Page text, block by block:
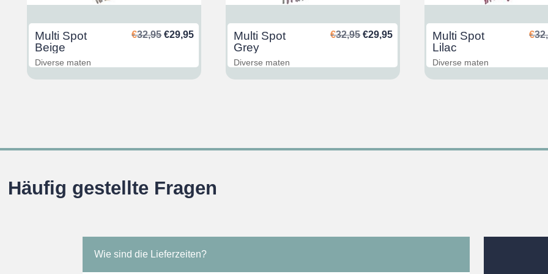
Multi Spot
Beige
€32,95 Ursprünglicher
€32,95
€29,95Aktueller
€29,95.
Diverse maten
Multi Spot
Grey
€32,95 Ursprünglicher
€32,95
€29,95Aktueller
€29,95.
Diverse maten
Multi Spot
Lilac
€
Diverse maten
Häufig gestellte Fragen
Wie sind die Lieferzeiten?